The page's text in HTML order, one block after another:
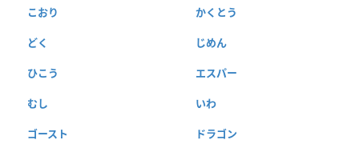
こおり かくとう
どく じめん
ひこう エスパー
むし いわ
ゴースト ドラゴン